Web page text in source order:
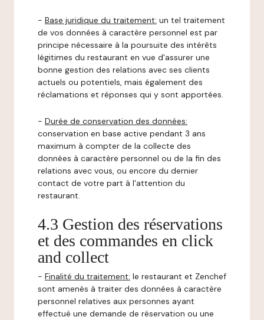
- Base juridique du traitement: un tel traitement
de vos données à caractère personnel est par
principe nécessaire à la poursuite des intérêts
légitimes du restaurant en vue d'assurer une
bonne gestion des relations avec ses clients
actuels ou potentiels, mais également des
réclamations et réponses qui y sont apportées.
- Durée de conservation des données:
conservation en base active pendant 3 ans
maximum à compter de la collecte des
données à caractère personnel ou de la fin des
relations avec vous, ou encore du dernier
contact de votre part à l'attention du
restaurant.
4.3 Gestion des réservations
et des commandes en click
and collect
- Finalité du traitement: le restaurant et Zenchef
sont amenés à traiter des données à caractère
personnel relatives aux personnes ayant
effectué une demande de réservation ou une